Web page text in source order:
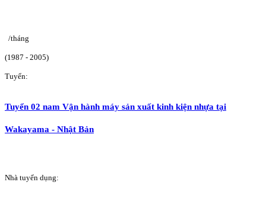
/tháng
(1987 - 2005)
Tuyển:
Tuyển 02 nam Vận hành máy sản xuất kinh kiện nhựa tại
Wakayama - Nhật Bản
Nhà tuyển dụng: